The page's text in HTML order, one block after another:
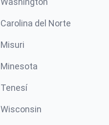
Carolina del Norte
Misuri
Minesota
Tenesí
Wisconsin